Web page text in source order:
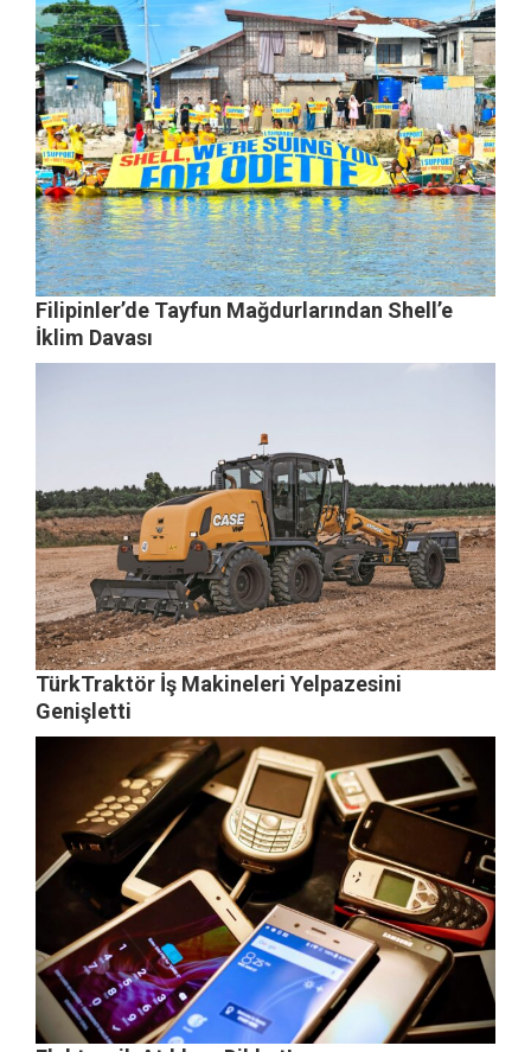
Filipinler’de Tayfun Mağdurlarından Shell’e
İklim Davası
TürkTraktör İş Makineleri Yelpazesini
Genişletti